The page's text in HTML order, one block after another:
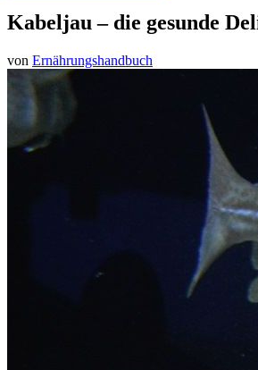
Kabeljau – die gesunde
von Ernährungshandbuch